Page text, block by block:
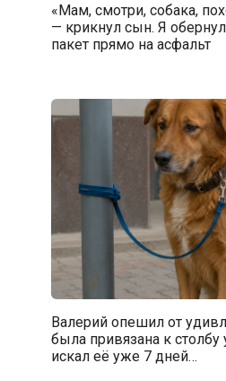
«Мам, смотри, собака,
— крикнул сын. Я
пакет прямо на асфальт
Валерий опешил от
была привязана к столбу
искал её уже 7 дней…